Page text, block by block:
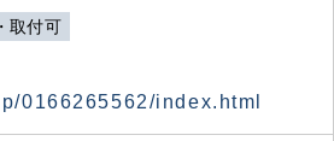
取付可
0166265562/index.html